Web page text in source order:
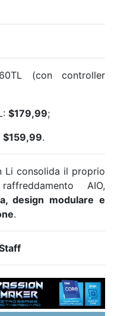
(con controller
$179,99;
$159,99.
Li consolida il proprio
AIO,
design modulare e
.